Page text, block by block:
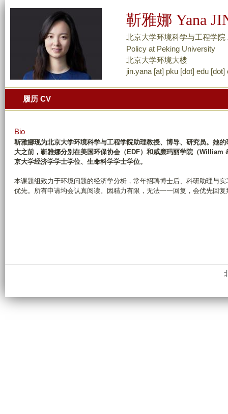
到
页
的
主
内
部
分
靳雅娜 Yana
北京大学环境科学与工程学
Policy at Peking University
北京大学环境大楼
jin.yana [at] pku [dot] edu [dot]
履历 CV
Bio
靳雅娜现为北京大学环境科学与工程学院助理教授、博导、研究员。她
大之前，靳雅娜分别在美国环保协会（EDF）和威廉玛丽学院（
京大学经济学学士学位、生命科学学士学位。
本课题组致力于环境问题的经济学分析，常年招聘博士后、科研助理与
优先。所有申请均会认真阅读。因精力有限，无法一一回复，会优先回